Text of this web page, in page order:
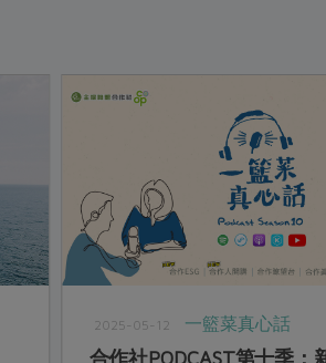
2025-05-12 一籃菜真心話
合作社PODCAST第十季：